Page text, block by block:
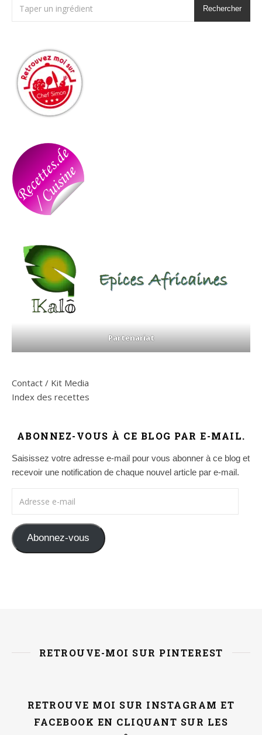
Rechercher
Partenariat
Contact / Kit Media
Index des recettes
ABONNEZ-VOUS À CE BLOG PAR E-MAIL.
Saisissez votre adresse e-mail pour vous abonner à ce blog et
recevoir une notification de chaque nouvel article par e-mail.
Abonnez-vous
RETROUVE-MOI SUR PINTEREST
RETROUVE MOI SUR INSTAGRAM ET
FACEBOOK EN CLIQUANT SUR LES